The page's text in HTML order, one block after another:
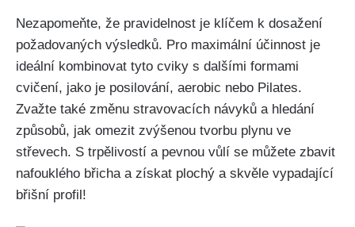
Nezapomeňte, že pravidelnost⁤ je‌ klíčem ⁤k dosažení
požadovaných výsledků. Pro maximální účinnost je
ideální⁣ kombinovat tyto​ cviky⁣ s dalšími formami
cvičení, ​jako je posilování, aerobic nebo‍ Pilates.
Zvažte také změnu stravovacích návyků⁢ a⁢ hledání
způsobů, jak ⁤omezit zvýšenou ⁣tvorbu plynu​ ve
střevech. S trpělivostí a pevnou vůlí se můžete zbavit
nafouklého břicha a získat plochý a skvěle vypadající⁣
břišní‌ profil!